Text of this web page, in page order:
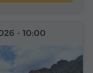
- 10:00